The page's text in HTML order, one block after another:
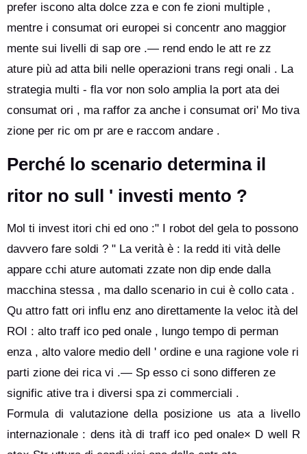
prefer iscono alta dolce zza e con fe zioni multiple ,
mentre i consumat ori europei si concentr ano maggior
mente sui livelli di sap ore .— rend endo le att re zz
ature più ad atta bili nelle operazioni trans regi onali . La
strategia multi - fla vor non solo amplia la port ata dei
consumat ori , ma raffor za anche i consumat ori' Mo tiva
zione per ric om pr are e raccom andare .
Perché lo scenario determina il
ritor no sull ' investi mento ?
Mol ti invest itori chi ed ono :" I robot del gela to possono
davvero fare soldi ? " La verità è : la redd iti vità delle
appare cchi ature automati zzate non dip ende dalla
macchina stessa , ma dallo scenario in cui è collo cata .
Qu attro fatt ori influ enz ano direttamente la veloc ità del
ROI : alto traff ico ped onale , lungo tempo di perman
enza , alto valore medio dell ' ordine e una ragione vole ri
parti zione dei rica vi .— Sp esso ci sono differen ze
signific ative tra i diversi spa zi commerciali .
Formula di valutazione della posizione us ata a livello
internazionale : dens ità di traff ico ped onale× D well R